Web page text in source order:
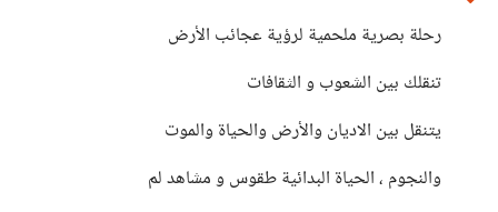
رحلة بصرية ملحمية لرؤية عجائب الأرض
تنقلك بين الشعوب و الثقافات
يتنقل بين الاديان والأرض والحياة والموت
والنجوم ، الحياة البدائية طقوس و مشاهد لم